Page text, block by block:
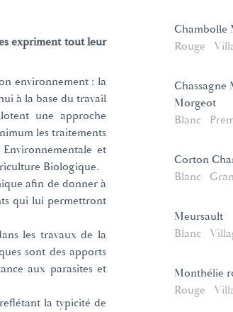
expriment tout leur
environnement : la
à la base du travail
une approche
les traitements
et
Biologique.
afin de donner à
qui lui permettront
les travaux de la
sont des apports
aux parasites et
la typicité de
Chambolle
Rouge
Chassagne
Morgeot
Blanc
Corton
Blanc
Meursault
Blanc
Monthélie
Rouge